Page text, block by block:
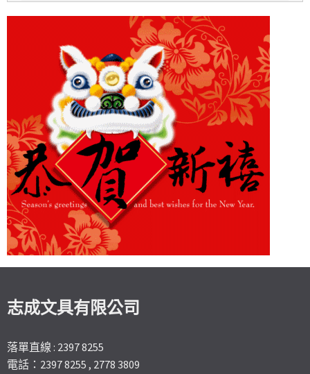
志成文具有限公司
落單直線 : 2397 8255
電話：2397 8255 , 2778 3809